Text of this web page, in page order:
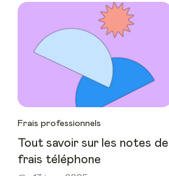
Frais professionnels
Tout savoir sur les notes de
frais téléphone